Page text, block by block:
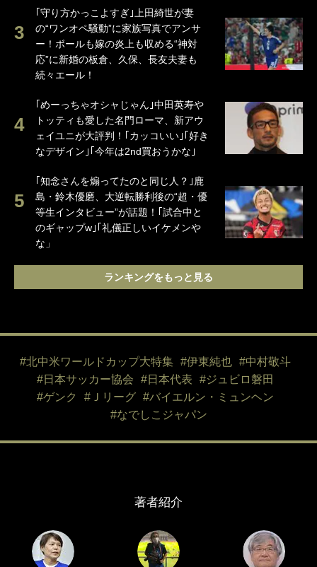
｢守り方かっこよすぎ｣上田綺世が妻
の“ワンオペ騒動”に家族写真でアンサ
ー！ボールも嫁の炎上も収める“神対
応”に新婚の板倉、久保、長友夫妻も
続々エール！
｢めーっちゃオシャじゃん｣中田英寿や
トッティも愛した名門ローマ、新アウ
ェイユニが大評判！｢カッコいい｣｢好き
なデザイン｣｢今年は2nd買おうかな｣
｢知念さんを煽ってたのと同じ人？｣鹿
島・鈴木優磨、大逆転勝利後の“超・優
等生インタビュー”が話題！｢試合中と
のギャップw｣｢礼儀正しいイケメンや
な」
ランキングをもっと見る
#北中米ワールドカップ大特集 #伊東純也
#中村敬斗
#日本サッカー協会
#日本代表
#ジュビロ磐田
#ゲンク
#Ｊリーグ
#バイエルン・ミュンヘン
#なでしこジャパン
著者紹介